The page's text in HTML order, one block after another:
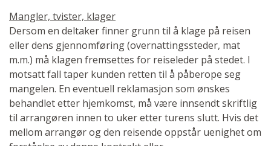
Mangler, tvister, klager
Dersom en deltaker finner grunn til å klage på reisen
eller dens gjennomføring (overnattingssteder, mat
m.m.) må klagen fremsettes for reiseleder på stedet. I
motsatt fall taper kunden retten til å påberope seg
mangelen. En eventuell reklamasjon som ønskes
behandlet etter hjemkomst, må være innsendt skriftlig
til arrangøren innen to uker etter turens slutt. Hvis det
mellom arrangør og den reisende oppstår uenighet om